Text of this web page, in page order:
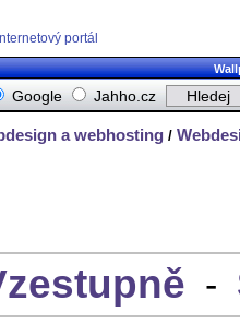
portál
Google Jahho.cz
a webhosting /
-